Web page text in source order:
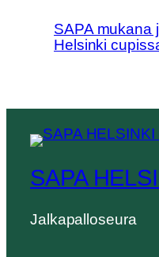
SAPA mukana
Helsinki
SAPA
Jalkapalloseura